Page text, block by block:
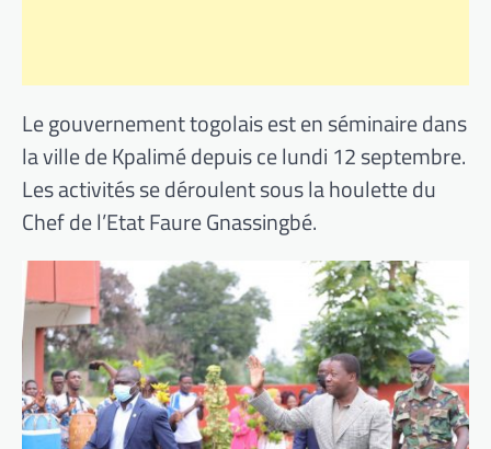
Le gouvernement togolais est en séminaire dans
la ville de Kpalimé depuis ce lundi 12 septembre.
Les activités se déroulent sous la houlette du
Chef de l’Etat Faure Gnassingbé.